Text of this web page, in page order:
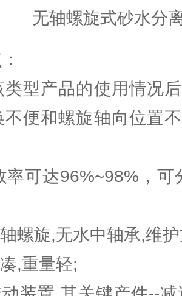
类型产品的使用情况
不便和螺旋轴向位置
率可达96%~98%，可
螺旋,无水中轴承,维
,重量轻;